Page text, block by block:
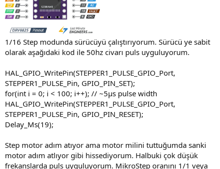
1/16 Step modunda sürücüyü çalıştırıyorum. Sürücü ye sabit
olarak aşağıdaki kod ile 50hz civarı puls uyguluyorum.
HAL_GPIO_WritePin(STEPPER1_PULSE_GPIO_Port,
STEPPER1_PULSE_Pin, GPIO_PIN_SET);
for(int i = 0; i < 100; i++); // ~5µs pulse width
HAL_GPIO_WritePin(STEPPER1_PULSE_GPIO_Port,
STEPPER1_PULSE_Pin, GPIO_PIN_RESET);
Delay_Ms(19);
Step motor adım atıyor ama motor milini tuttuğumda sanki
motor adım atlıyor gibi hissediyorum. Halbuki çok düşük
frekanslarda puls uyguluyorum. MikroStep oranını 1/1 veya